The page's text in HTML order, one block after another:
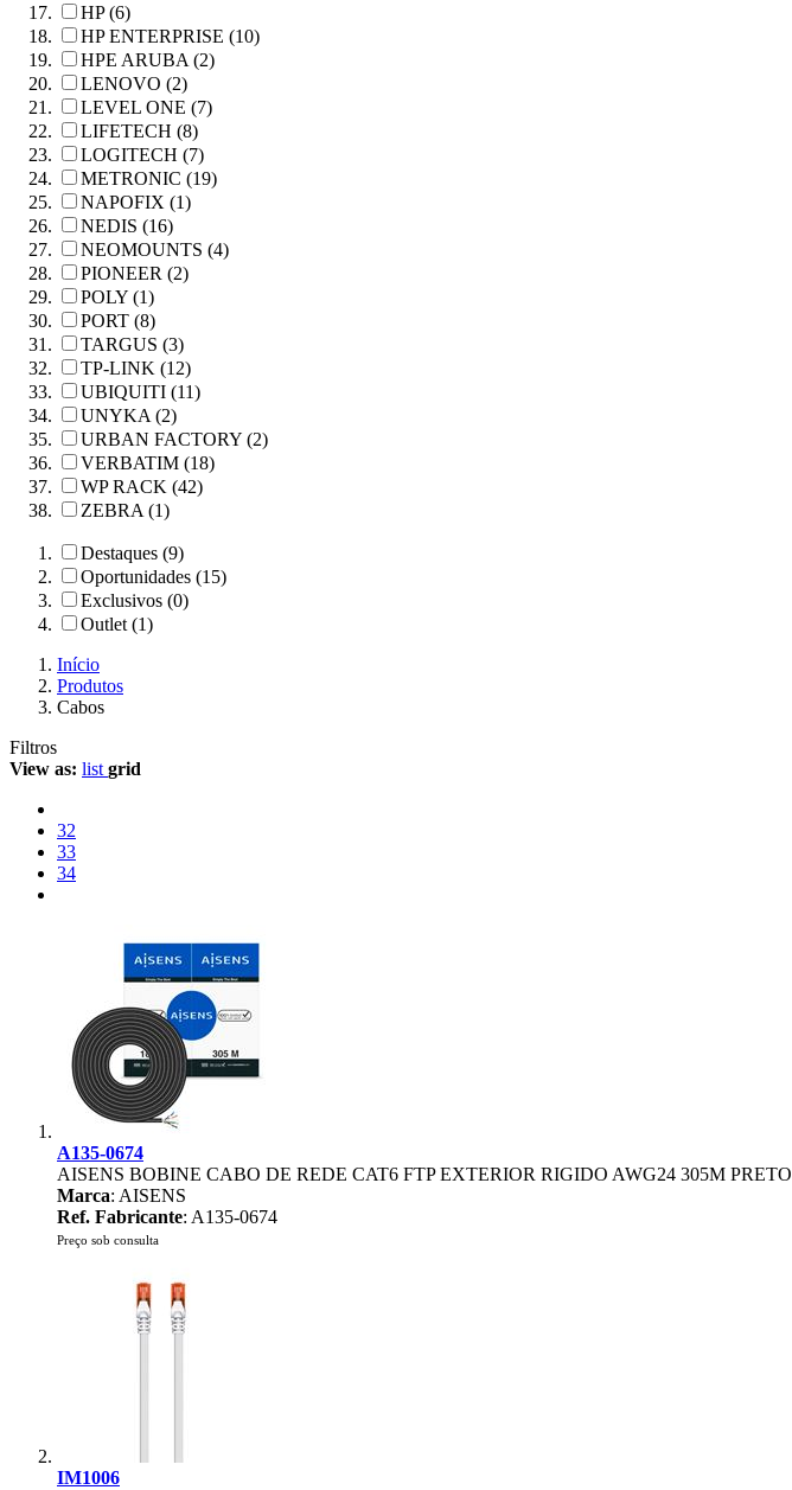
HP (6)
HP ENTERPRISE (10)
HPE ARUBA (2)
LENOVO (2)
LEVEL ONE (7)
LIFETECH (8)
LOGITECH (7)
METRONIC (19)
NAPOFIX (1)
NEDIS (16)
NEOMOUNTS (4)
PIONEER (2)
POLY (1)
PORT (8)
TARGUS (3)
TP-LINK (12)
UBIQUITI (11)
UNYKA (2)
URBAN FACTORY (2)
VERBATIM (18)
WP RACK (42)
ZEBRA (1)
Destaques (9)
Oportunidades (15)
Exclusivos (0)
Outlet (1)
Início
Produtos
Cabos
Filtros
View as: list grid
32
33
34
A135-0674
AISENS BOBINE CABO DE REDE CAT6 FTP EXTERIOR RIGIDO AWG24 305M PRETO
Marca: AISENS
Ref. Fabricante: A135-0674
Preço sob consulta
IM1006